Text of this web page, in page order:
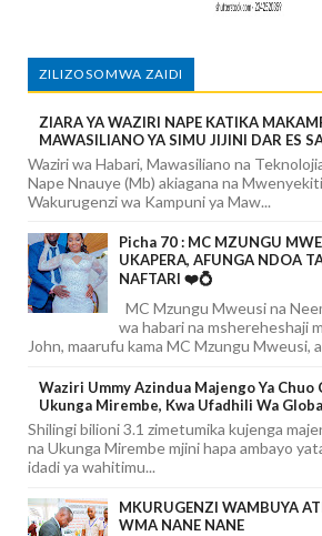
ZILIZOSOMWA ZAIDI
ZIARA YA WAZIRI NAPE KATIKA
MAWASILIANO YA SIMU JIJINI DAR ES
Waziri wa Habari, Mawasiliano na
Nape Nnauye (Mb) akiagana na
Wakurugenzi wa Kampuni ya Maw...
Picha 70 : MC MZUNGU
UKAPERA, AFUNGA NDOA
NAFTARI ❤️💍
MC Mzungu Mweusi na
wa habari na mshereheshaji
John, maarufu kama MC Mzungu Mweusi,
Waziri Ummy Azindua Majengo Ya Chuo
Ukunga Mirembe, Kwa Ufadhili Wa
Shilingi bilioni 3.1 zimetumika kujenga
na Ukunga Mirembe mjini hapa ambayo
idadi ya wahitimu...
MKURUGENZI WAMBUYA
WMA NANE NANE